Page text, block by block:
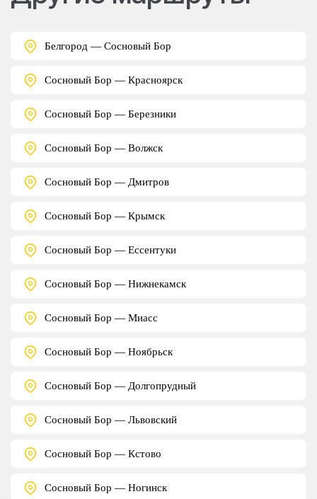
Белгород — Сосновый Бор
Сосновый Бор — Красноярск
Сосновый Бор — Березники
Сосновый Бор — Волжск
Сосновый Бор — Дмитров
Сосновый Бор — Крымск
Сосновый Бор — Ессентуки
Сосновый Бор — Нижнекамск
Сосновый Бор — Миасс
Сосновый Бор — Ноябрьск
Сосновый Бор — Долгопрудный
Сосновый Бор — Львовский
Сосновый Бор — Кстово
Сосновый Бор — Ногинск